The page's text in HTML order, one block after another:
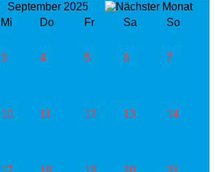
September 2025
Mi Do Fr Sa So
3 4 5 6 7
10 11 12 13 14